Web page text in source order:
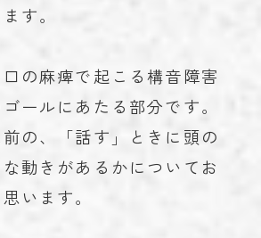
す。
の麻痺で起こる構音障害
ールにあたる部分です。
の、「話す」ときに頭の
動きがあるかについてお
います。